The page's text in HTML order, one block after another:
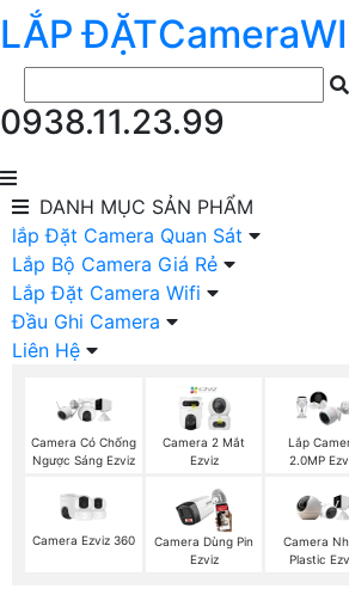
LẮP ĐẶTCamera
0938.11.23.99
DANH MỤC SẢN PHẨM
lắp Đặt Camera Quan Sát
Lắp Bộ Camera Giá Rẻ
Lắp Đặt Camera Wifi
Đầu Ghi Camera
Liên Hệ
Camera Có Chống
Ngược Sáng Ezviz
Camera 2 Mắt
Ezviz
Lắp
2.0MP
Camera Ezviz 360
Camera Dùng Pin
Ezviz
Camera
Plastic